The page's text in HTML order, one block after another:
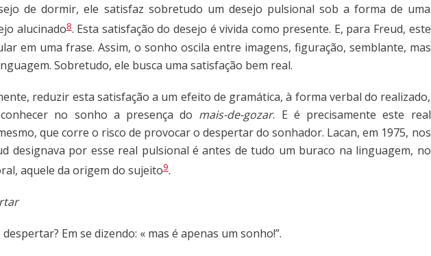
de dormir, ele satisfaz sobretudo um desejo pulsional sob a forma de uma
alucinado8. Esta satisfação do desejo é vivida como presente. E, para Freud, este
em uma frase. Assim, o sonho oscila entre imagens, figuração, semblante, mas
Sobretudo, ele busca uma satisfação bem real.
reduzir esta satisfação a um efeito de gramática, à forma verbal do realizado,
no sonho a presença do mais-de-gozar. E é precisamente este real
que corre o risco de provocar o despertar do sonhador. Lacan, em 1975, nos
designava por esse real pulsional é antes de tudo um buraco na linguagem, no
aquele da origem do sujeito9.
Em se dizendo: « mas é apenas um sonho!”.